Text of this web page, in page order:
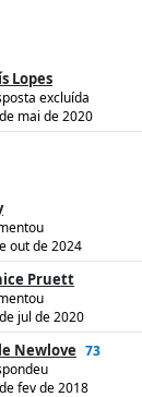
Lopes
excluída
mai de 2020
out de 2024
Pruett
jul de 2020
Newlove 73
fev de 2018